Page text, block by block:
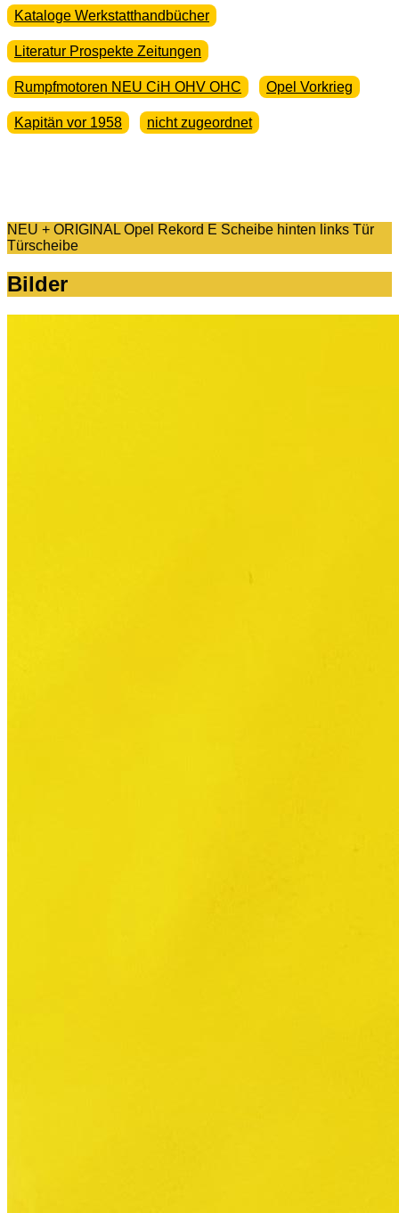
Kataloge Werkstatthandbücher
Literatur Prospekte Zeitungen
Rumpfmotoren NEU CiH OHV OHC Opel Vorkrieg
Kapitän vor 1958 nicht zugeordnet
NEU + ORIGINAL Opel Rekord E Scheibe hinten links Tür
Türscheibe
Bilder